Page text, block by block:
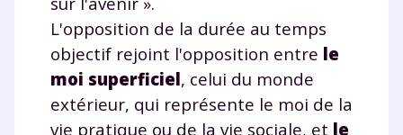
L'opposition de la durée au temps
objectif rejoint l'opposition entre le
moi superficiel, celui du monde
extérieur, qui représente le moi de la
vie pratique ou de la vie sociale, et le